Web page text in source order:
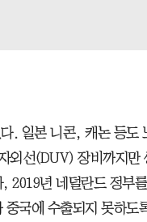
. 일본 니콘, 캐논 등도
외선(DUV) 장비까지만
2019년 네덜란드 정부
국에 수출되지 못하도